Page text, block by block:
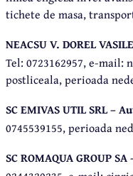
tichete de masa,
NEACSU V. DOREL
Tel: 0723162957, e-mail:
postliceala, perioada
SC EMIVAS UTIL SRL –
0745539155, perioada
SC ROMAQUA GROUP